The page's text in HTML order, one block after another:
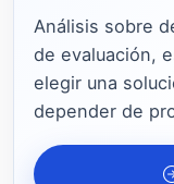
Análisis sobre
de evaluación,
elegir una
depender de